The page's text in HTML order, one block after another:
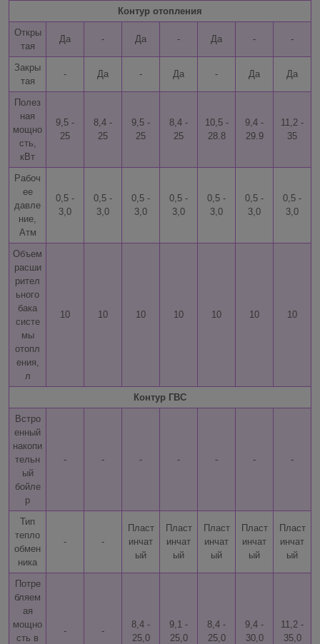
Контур отопления
Откры
тая
Да - Да - Да - -
Закры
тая
- Да - Да - Да Да
Полез
ная
мощно
сть,
кВт
9,5 -
25
8,4 -
25
9,5 -
25
8,4 -
25
10,5 -
28.8
9,4 -
29.9
11,2 -
35
Рабоч
ее
давле
ние,
Атм
0,5 -
3,0
0,5 -
3,0
0,5 -
3,0
0,5 -
3,0
0,5 -
3,0
0,5 -
3,0
0,5 -
3,0
Объем
расши
рител
ьного
бака
систе
мы
отопл
ения,
л
10 10 10 10 10 10 10
Контур ГВС
Встро
енный
накопи
тельн
ый
бойле
р
- - - - - - -
Тип
тепло
обмен
ника
- -
Пласт
инчат
ый
Пласт
инчат
ый
Пласт
инчат
ый
Пласт
инчат
ый
Пласт
инчат
ый
Потре
бляем
ая
мощно
сть в
- -
8,4 -
25,0
9,1 -
25,0
8,4 -
25,0
9,4 -
30,0
11,2 -
35,0